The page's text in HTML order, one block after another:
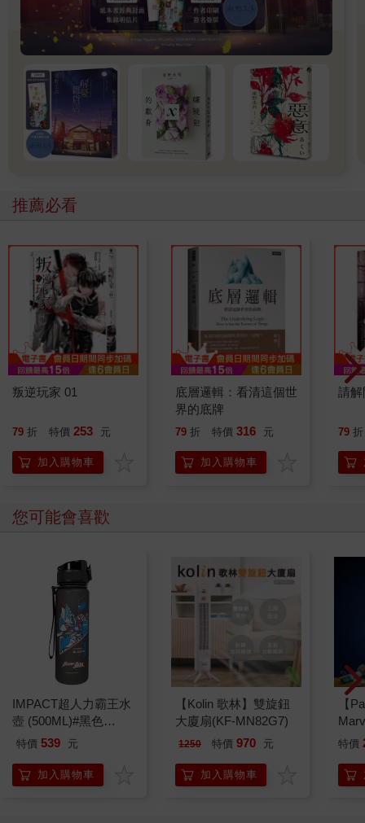
說完，她倆拖著手，愉快地蹦蹦跳著離開。
目送她們走開，途中小花又再回頭望向我；然後羞赧一笑，揮
揮手遠去。
然後，天漸漸變暗；日落；夜幕低垂。又一天過去了，人再一
次在夜裡。
重複地做著同樣的工作。
人只要還沒死去，都總得活下去吧。
別人也是這樣子：離家上班，做份沉悶但糊口的工作，下班回
家，吃飯拉屎睡覺；假期就去一式一樣的商場逛逛，或看齣電
影。只不過，他們身邊多數有個伴，可能是父母，可能是兒女，
或愛人，或朋友……因為有這麼一個「人」在，爛透的肥皂劇也
變得好笑、難吃的魚生飯也可以入口、病了有人陪看醫生。
我盡量不去思考，為什麼自己還會活著、活著的意義究竟是什
麼諸如此類的問題。
即如我盡量無視，每朝早一張開眼就能清楚看見的天花的裂
明明已入冬，可是天氣依然悶熱。工作了一個早上的我全身大
汗，白色的汗衣變成半透明，這時有位中年婦人來到我面前。
「帥哥，我要啊……」
中女露出一個色瞇瞇的笑容。
「我要你的腸……」中女的眼神停留在我的下體：「粉。」
令我很不自在，手也抖了。
「腸粉不用剪得那麼碎，我喜歡長一點，嘻嘻。」
「我賣腸粉，不是賣色的。」我把包好的腸粉遞給她。
「那也未必……」中女望著我的手臂說：「看你那麼粗……
壯，應該有操練身體，沒女朋友享用，真是太可惜，浪費
了……」
正當我不想也不知如何回應之際，幾個彪形魁梧的黑人三五成
群走到士多前。
他們是區內黑幫份子，個個都凶神惡煞，街坊見著他們均避之
則吉。
中女一看到他們即收起笑臉：「下次我再來。」說完就急步離
他們來到店裡，隨手拿了一堆香煙、啤酒、薯片等東西，當中
推薦必看
叛逆玩家 01
79 折 特價 253 元
加入購物車
底層邏輯：看清這個世
界的底牌
79 折 特價 316 元
加入購物車
請解
79 折
您可能會喜歡
IMPACT超人力霸王水
壺 (500ML)#黑色
IMUTB01BK
特價 539 元
加入購物車
【Kolin 歌林】雙旋鈕
大廈扇(KF-MN82G7)
1250 特價 970 元
加入購物車
【
燈
特價